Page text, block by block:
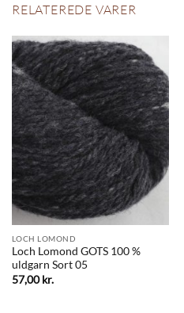
RELATEREDE VARER
LOCH LOMOND
Loch Lomond GOTS 100 %
uldgarn Sort 05
57,00kr.